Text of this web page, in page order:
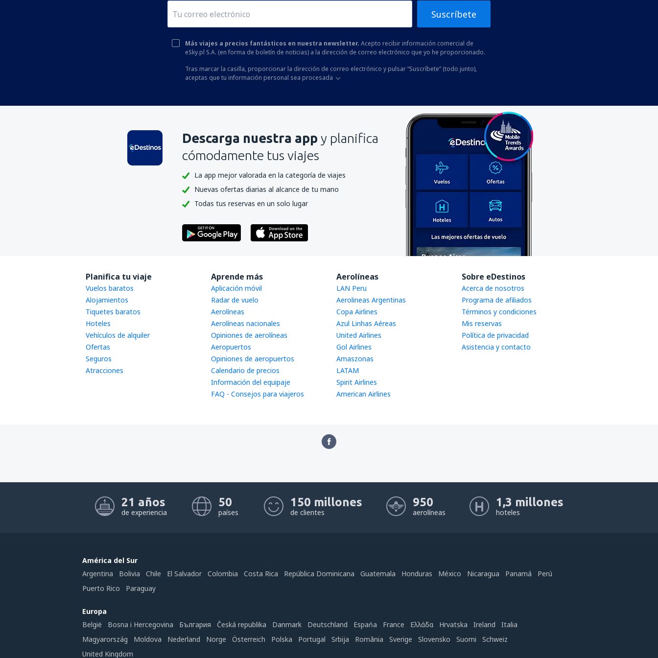
Suscríbete
Más viajes a precios fantásticos en nuestra newsletter. Acepto recibir información comercial de
eSky.pl S.A. (en forma de boletín de noticias) a la dirección de correo electrónico que yo he proporcionado.
Tras marcar la casilla, proporcionar la dirección de correo electrónico y pulsar “Suscríbete” (todo junto),
aceptas que tu información personal sea procesada
Descarga nuestra app y planifica
cómodamente tus viajes
La app mejor valorada en la categoría de viajes
Nuevas ofertas diarias al alcance de tu mano
Todas tus reservas en un solo lugar
Planifica tu viaje
Vuelos baratos
Alojamientos
Tiquetes baratos
Hoteles
Vehículos de alquiler
Ofertas
Seguros
Atracciones
Aprende más
Aplicación móvil
Radar de vuelo
Aerolíneas
Aerolíneas nacionales
Opiniones de aerolíneas
Aeropuertos
Opiniones de aeropuertos
Calendario de precios
Información del equipaje
FAQ - Consejos para viajeros
Aerolíneas
LAN Peru
Aerolineas Argentinas
Copa Airlines
Azul Linhas Aéreas
United Airlines
Gol Airlines
Amaszonas
LATAM
Spirit Airlines
American Airlines
Sobre eDestinos
Acerca de nosotros
Programa de afiliados
Términos y condiciones
Mis reservas
Política de privacidad
Asistencia y contacto
21 años
de experiencia
50
países
150 millones
de clientes
950
aerolíneas
1,3 millones
hoteles
América del Sur
Argentina
Bolivia Chile El Salvador Colombia Costa Rica República Dominicana Guatemala Honduras México Nicaragua Panamá
Perú
Puerto Rico
Paraguay
Europa
België
Bosna i Hercegovina България Česká republika Danmark Deutschland Espańa France Ελλάδα Hrvatska Ireland
Italia
Magyarország
Moldova Nederland Norge Österreich Polska Portugal Srbija România Sverige Slovensko Suomi
Schweiz
United Kingdom